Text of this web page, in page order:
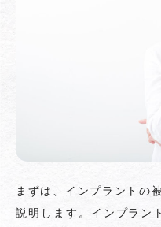
まずは、インプラントの
説明します。インプラン